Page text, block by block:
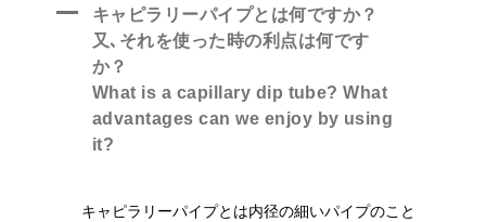
A
キャピラリーパイプとは何ですか？
又､それを使った時の利点は何です
か？
What is a capillary dip tube? What
advantages can we enjoy by using
it?
キャピラリーパイプとは内径の細いパイプのこと